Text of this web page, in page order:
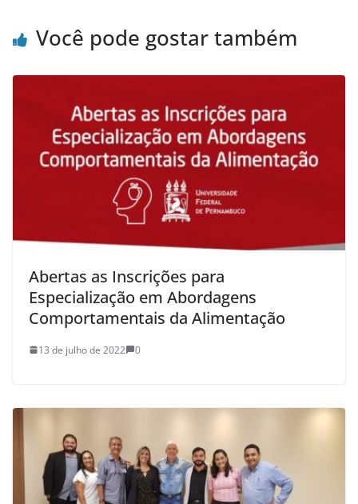
Você pode gostar também
Abertas as Inscrições para
Especialização em Abordagens
Comportamentais da Alimentação
13 de julho de 2022 0